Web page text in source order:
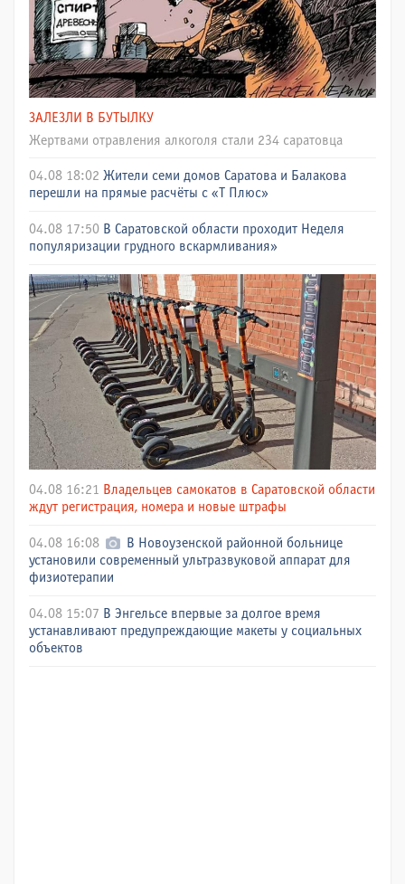
ЗАЛЕЗЛИ В БУТЫЛКУ
Жертвами отравления алкоголя стали 234 саратовца
04.08 18:02 Жители семи домов Саратова и Балакова
перешли на прямые расчёты с «Т Плюс»
04.08 17:50 В Саратовской области проходит Неделя
популяризации грудного вскармливания»
04.08 16:21 Владельцев самокатов в Саратовской области
ждут регистрация, номера и новые штрафы
04.08 16:08
В Новоузенской районной больнице
установили современный ультразвуковой аппарат для
физиотерапии
04.08 15:07 В Энгельсе впервые за долгое время
устанавливают предупреждающие макеты у социальных
объектов